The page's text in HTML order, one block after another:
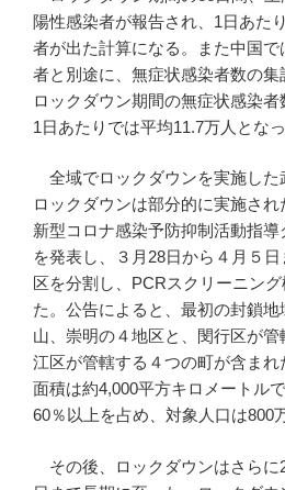
陽性感染者が報告され、1日あた
者が出た計算になる。また中国
者と別途に、無症状感染者数の
ロックダウン期間の無症状感染者
1日あたりでは平均11.7万人となっ
全域でロックダウンを実施した
ロックダウンは部分的に実施さ
新型コロナ感染予防抑制活動指
を発表し、３月28日から４月５
区を分割し、PCRスクリーニン
た。公告によると、最初の封鎖
山、崇明の４地区と、閔行区が
江区が管轄する４つの町が含まれ
面積は約4,000平方キロメートル
60％以上を占め、対象人口は800
その後、ロックダウンはさらに